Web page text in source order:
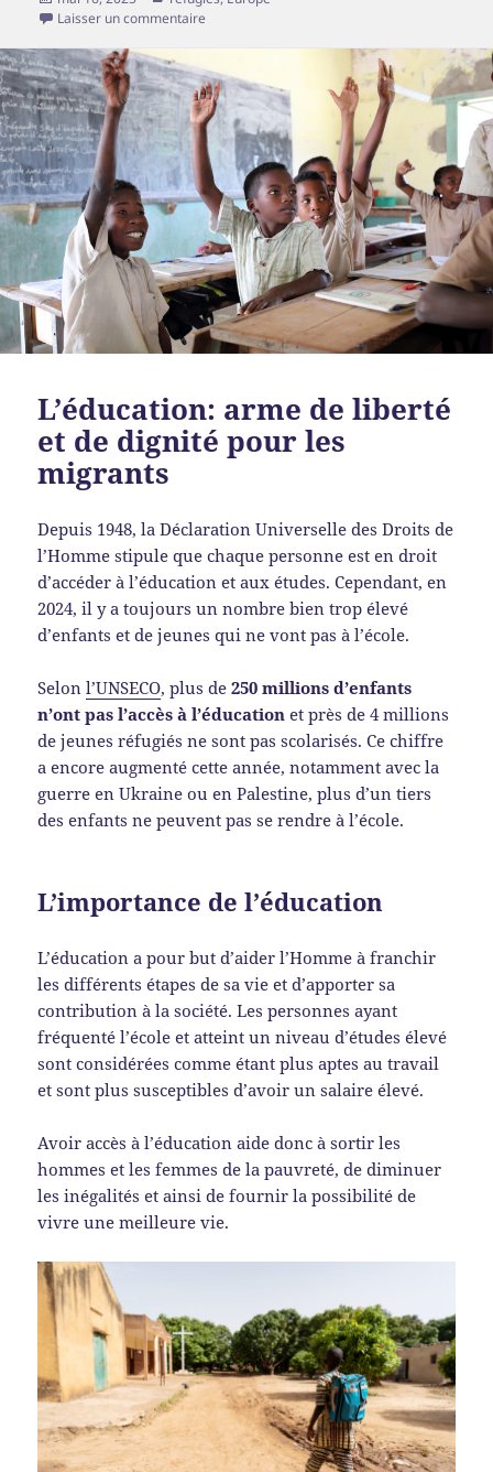
le
Laisser un commentaire
L’éducation: arme de liberté
et de dignité pour les
migrants
Depuis 1948, la Déclaration Universelle des Droits de
l’Homme stipule que chaque personne est en droit
d’accéder à l’éducation et aux études. Cependant, en
2024, il y a toujours un nombre bien trop élevé
d’enfants et de jeunes qui ne vont pas à l’école.
Selonl’UNSECO, plus de250 millions d’enfants
n’ont pas l’accès à l’éducation et près de 4 millions
de jeunes réfugiés ne sont pas scolarisés. Ce chiffre
a encore augmenté cette année, notamment avec la
guerre en Ukraine ou en Palestine, plus d’un tiers
des enfants ne peuvent pas se rendre à l’école.
L’importance de l’éducation
L’éducation a pour but d’aider l’Homme à franchir
les différents étapes de sa vie et d’apporter sa
contribution à la société. Les personnes ayant
fréquenté l’école et atteint un niveau d’études élevé
sont considérées comme étant plus aptes au travail
et sont plus susceptibles d’avoir un salaire élevé.
Avoir accès à l’éducation aide donc à sortir les
hommes et les femmes de la pauvreté, de diminuer
les inégalités et ainsi de fournir la possibilité de
vivre une meilleure vie.